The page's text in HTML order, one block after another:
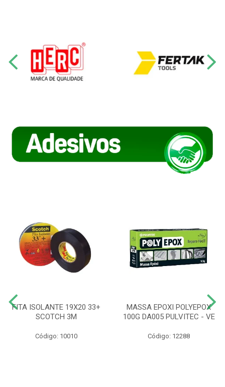
FITA ISOLANTE 19X20 33+
SCOTCH 3M
Código: 10010
MASSA EPOXI POLYEPOX
100G DA005 PULVITEC - VE
Código: 12288